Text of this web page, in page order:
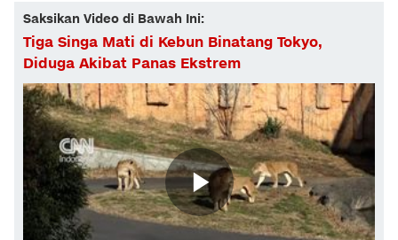
Saksikan Video di Bawah Ini:
Tiga Singa Mati di Kebun Binatang Tokyo,
Diduga Akibat Panas Ekstrem